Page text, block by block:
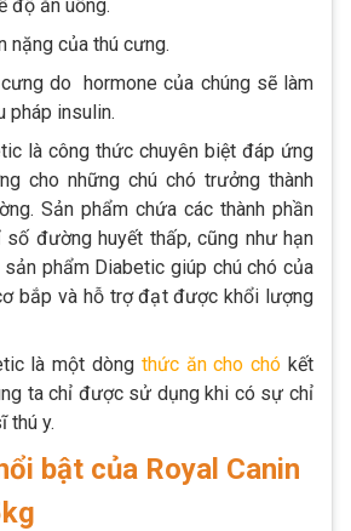
độ ăn uống.
nặng của thú cưng.
do hormone của chúng sẽ làm
pháp insulin.
là công thức chuyên biệt đáp ứng
cho những chú chó trưởng thành
Sản phẩm chứa các thành phần
đường huyết thấp, cũng như hạn
phẩm Diabetic giúp chú chó của
bắp và hỗ trợ đạt được khổi lượng
là một dòng thức ăn cho chó kết
ta chỉ được sử dụng khi có sự chỉ
thú y.
bật của Royal Canin